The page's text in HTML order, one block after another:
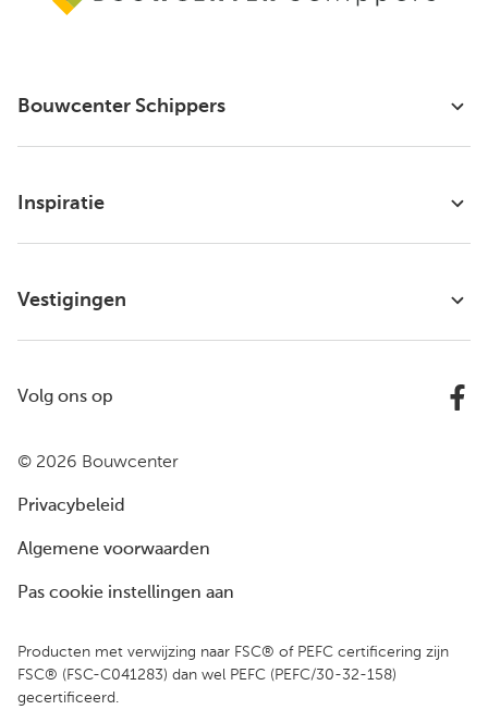
Bouwcenter Schippers
Inspiratie
Vestigingen
© 2026 Bouwcenter
Privacybeleid
Algemene voorwaarden
Pas cookie instellingen aan
Volg ons op
Producten met verwijzing naar FSC® of PEFC certificering zijn
FSC® (FSC-C041283) dan wel PEFC (PEFC/30-32-158)
gecertificeerd.